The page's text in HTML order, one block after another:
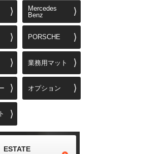
Mercedes
Benz
PORSCHE
業務用マット
オプション
ESTATE